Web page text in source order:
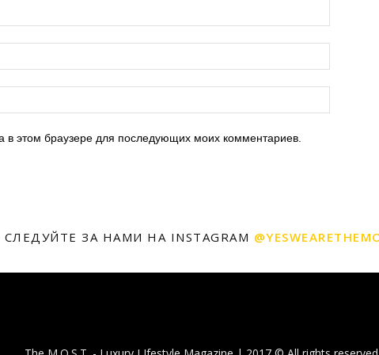
в этом браузере для последующих моих комментариев.
СЛЕДУЙТЕ ЗА НАМИ НА INSTAGRAM